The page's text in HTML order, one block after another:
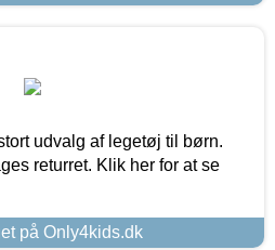
udvalg af legetøj til børn.
returret. Klik her for at se
på Only4kids.dk